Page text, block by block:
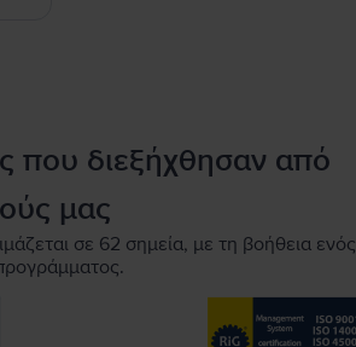
που διεξήχθησαν από
μας
σε 62 σημεία, με τη βοήθεια ενός